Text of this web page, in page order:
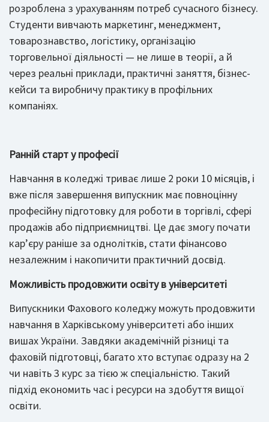
розроблена з урахуванням потреб сучасного бізнесу.
Студенти вивчають маркетинг, менеджмент,
товарознавство, логістику, організацію
торговельної діяльності — не лише в теорії, а й
через реальні приклади, практичні заняття, бізнес-
кейси та виробничу практику в профільних
компаніях.
Ранній старт у професії
Навчання в коледжі триває лише 2 роки 10 місяців, і
вже після завершення випускник має повноцінну
професійну підготовку для роботи в торгівлі, сфері
продажів або підприємництві. Це дає змогу почати
кар’єру раніше за однолітків, стати фінансово
незалежним і накопичити практичний досвід.
Можливість продовжити освіту в університеті
Випускники Фахового коледжу можуть продовжити
навчання в Харківському університеті або інших
вишах України. Завдяки академічній різниці та
фаховій підготовці, багато хто вступає одразу на 2
чи навіть 3 курс за тією ж спеціальністю. Такий
підхід економить час і ресурси на здобуття вищої
освіти.